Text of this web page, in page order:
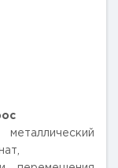
металлический